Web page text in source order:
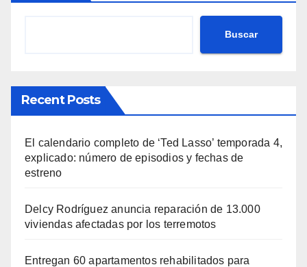
Buscar
Recent Posts
El calendario completo de ‘Ted Lasso’ temporada 4,
explicado: número de episodios y fechas de
estreno
Delcy Rodríguez anuncia reparación de 13.000
viviendas afectadas por los terremotos
Entregan 60 apartamentos rehabilitados para